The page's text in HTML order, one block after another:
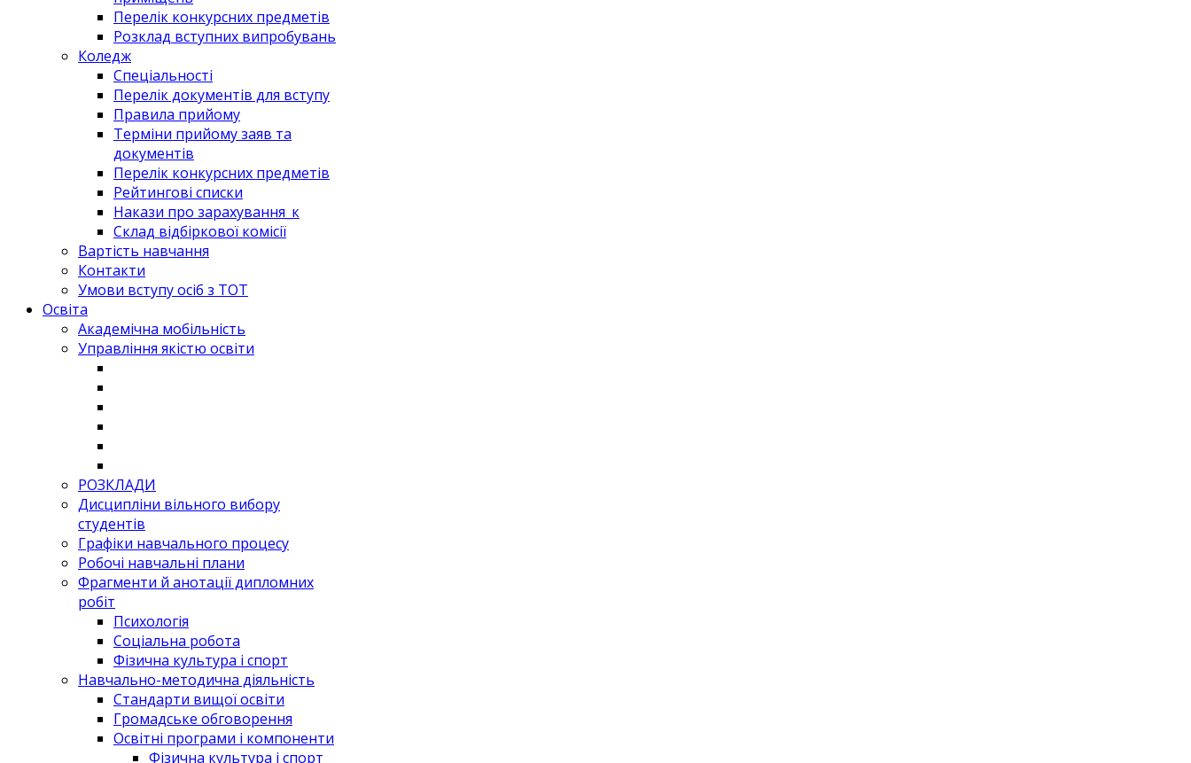
Перелік конкурсних предметів
Розклад вступних випробувань
Коледж
Спеціальності
Перелік документів для вступу
Правила прийому
Терміни прийому заяв та
документів
Перелік конкурсних предметів
Рейтингові списки
Накази про зарахування_к
Склад відбіркової комісії
Вартість навчання
Контакти
Умови вступу осіб з ТОТ
Освіта
Академічна мобільність
Управління якістю освіти
РОЗКЛАДИ
Дисципліни вільного вибору
студентів
Графіки навчального процесу
Робочі навчальні плани
Фрагменти й анотації дипломних
робіт
Психологія
Соціальна робота
Фізична культура і спорт
Навчально-методична діяльність
Стандарти вищої освіти
Громадське обговорення
Освітні програми і компоненти
Фізична культура і спорт